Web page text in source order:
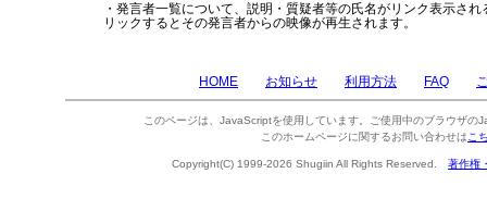
・発言者一覧について、説明・質疑者等の氏名がリンク表示さ
リックするとその発言者からの映像が再生されます。
HOME お知らせ 利用方法 FAQ
このページは、JavaScriptを使用しています。ご使用中のブラウザの
このホームページに関するお問い合わせは こ
Copyright(C) 1999-2026 Shugiin All Rights Reserved. 著作権